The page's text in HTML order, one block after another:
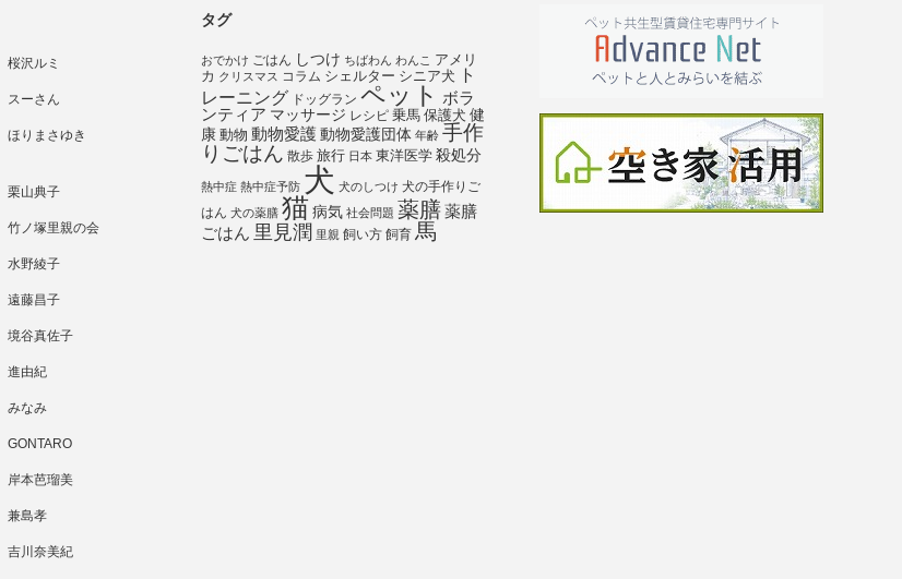
桜沢ルミ
スーさん
ほりまさゆき
栗山典子
竹ノ塚里親の会
水野綾子
遠藤昌子
境谷真佐子
進由紀
みなみ
GONTARO
岸本芭瑠美
兼島孝
吉川奈美紀
タグ
おでかけ ごはん しつけ ちばわん わんこ アメリ
カ クリスマス コラム シェルター シニア犬
ト
レーニング ドッグラン ペット
ボラ
ンティア マッサージ レシピ 乗馬 保護犬 健
康 動物 動物愛護動物愛護団体 年齢 手作
りごはん 散歩 旅行 日本 東洋医学 殺処分
熱中症 熱中症予防 犬 犬のしつけ 犬の手作りご
はん 犬の薬膳 猫 病気 社会問題 薬膳薬膳
ごはん 里見潤 里親 飼い方 飼育 馬